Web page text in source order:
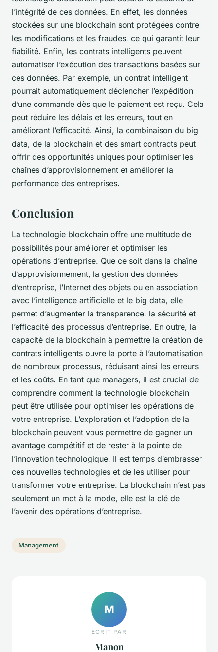
l’intégrité de ces données. En effet, les données
stockées sur une blockchain sont protégées contre
les modifications et les fraudes, ce qui garantit leur
fiabilité. Enfin, les contrats intelligents peuvent
automatiser l’exécution des transactions basées sur
ces données. Par exemple, un contrat intelligent
pourrait automatiquement déclencher l’expédition
d’une commande dès que le paiement est reçu. Cela
peut réduire les délais et les erreurs, tout en
améliorant l’efficacité. Ainsi, la combinaison du big
data, de la blockchain et des smart contracts peut
offrir des opportunités uniques pour optimiser les
chaînes d’approvisionnement et améliorer la
performance des entreprises.
Conclusion
La technologie blockchain offre une multitude de
possibilités pour améliorer et optimiser les
opérations d’entreprise. Que ce soit dans la chaîne
d’approvisionnement, la gestion des données
d’entreprise, l’Internet des objets ou en association
avec l’intelligence artificielle et le big data, elle
permet d’augmenter la transparence, la sécurité et
l’efficacité des processus d’entreprise. En outre, la
capacité de la blockchain à permettre la création de
contrats intelligents ouvre la porte à l’automatisation
de nombreux processus, réduisant ainsi les erreurs
et les coûts. En tant que managers, il est crucial de
comprendre comment la technologie blockchain
peut être utilisée pour optimiser les opérations de
votre entreprise. L’exploration et l’adoption de la
blockchain peuvent vous permettre de gagner un
avantage compétitif et de rester à la pointe de
l’innovation technologique. Il est temps d’embrasser
ces nouvelles technologies et de les utiliser pour
transformer votre entreprise. La blockchain n’est pas
seulement un mot à la mode, elle est la clé de
l’avenir des opérations d’entreprise.
Management
M
ECRIT PAR
Manon